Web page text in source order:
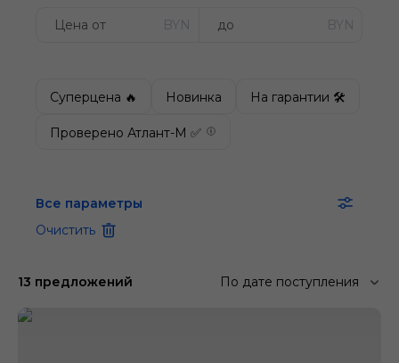
BYN BYN
Суперцена 🔥 Новинка На гарантии 🛠
Проверено Атлант-М ✅
Все параметры
Очистить
13 предложений По дате поступления